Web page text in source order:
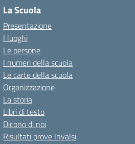
La Scuola
Presentazione
I luoghi
Le persone
I numeri della scuola
Le carte della scuola
Organizzazione
La storia
Libri di testo
Dicono di noi
Risultati prove Invalsi